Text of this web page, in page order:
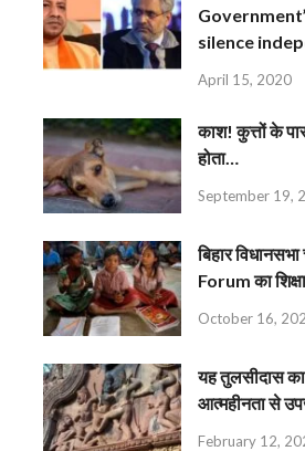
silence
April 15, 2020
काश! कुत्तों के
होता…
September 19,
बिहार
Forum का
October 16,
यह तुलसीदास का
आत्महीनता से
February 12,